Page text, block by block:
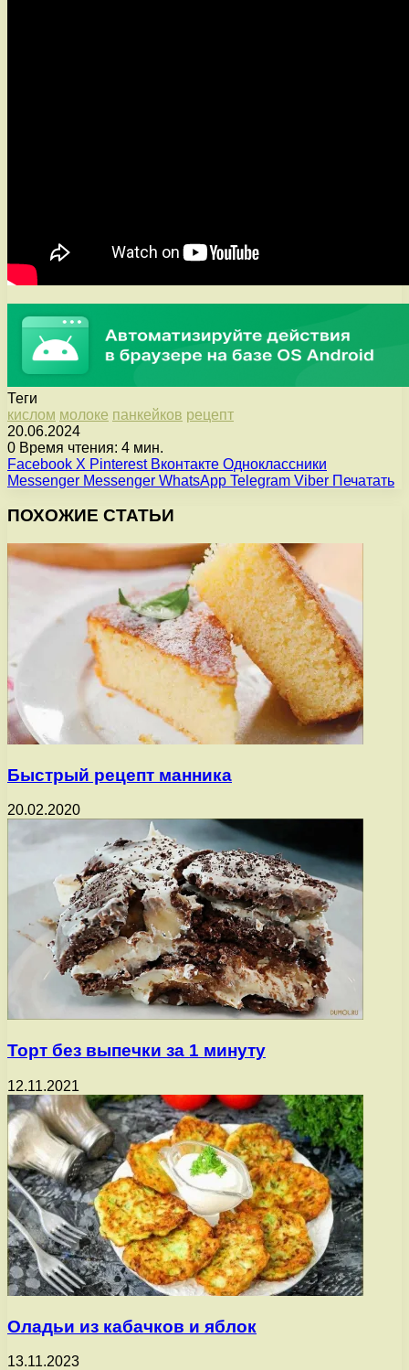
Теги
кислом молоке панкейков рецепт
20.06.2024
0 Время чтения: 4 мин.
Facebook X Pinterest Вконтакте Одноклассники
Messenger Messenger WhatsApp Telegram Viber Печатать
ПОХОЖИЕ СТАТЬИ
Быстрый рецепт манника
20.02.2020
Торт без выпечки за 1 минуту
12.11.2021
Оладьи из кабачков и яблок
13.11.2023